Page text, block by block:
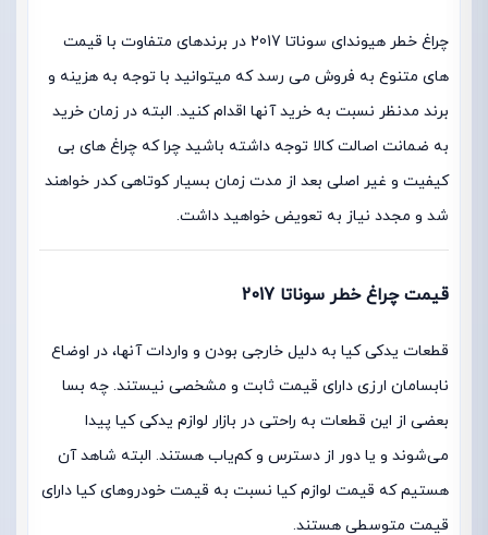
چراغ خطر هیوندای سوناتا 2017 در برندهای متفاوت با قیمت
های متنوع به فروش می رسد که میتوانید با توجه به هزینه و
برند مدنظر نسبت به خرید آنها اقدام کنید. البته در زمان خرید
به ضمانت اصالت کالا توجه داشته باشید چرا که چراغ های بی
کیفیت و غیر اصلی بعد از مدت زمان بسیار کوتاهی کدر خواهند
شد و مجدد نیاز به تعویض خواهید داشت.
قیمت چراغ خطر سوناتا 2017
قطعات یدکی کیا به دلیل خارجی بودن و واردات آنها، در اوضاع
نابسامان ارزی دارای قیمت ثابت و مشخصی نیستند. چه بسا
بعضی از این قطعات به راحتی در بازار لوازم یدکی کیا پیدا
می‌‌شوند و یا دور از دسترس و کم‌یاب هستند. البته شاهد آن
هستیم که قیمت لوازم کیا نسبت به قیمت خودروهای کیا دارای
قیمت متوسطی هستند.